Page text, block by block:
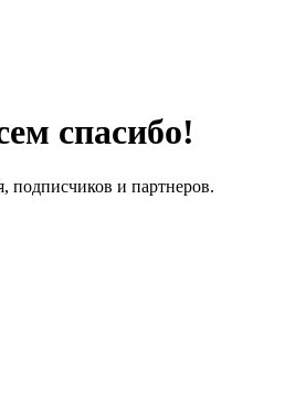
спасибо!
подписчиков и партнеров.